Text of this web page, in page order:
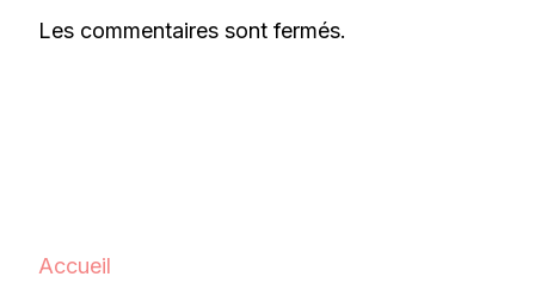
Les commentaires sont fermés.
Accueil